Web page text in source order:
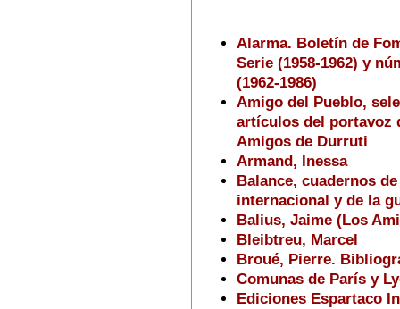
Alarma. Boletín de
Serie (1958-1962) y
(1962-1986)
Amigo del Pueblo,
artículos del portavoz
Amigos de Durruti
Armand, Inessa
Balance, cuadernos
internacional y de la
Balius, Jaime (Los
Bleibtreu, Marcel
Broué, Pierre.
Comunas de París y
Ediciones Espartaco